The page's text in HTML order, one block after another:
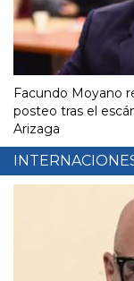
Facundo Moyano
posteo tras el
Arizaga